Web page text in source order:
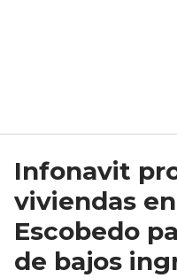
Infonavit
viviendas
Escobedo
de bajos